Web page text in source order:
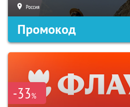
Россия
Промокод
-33%